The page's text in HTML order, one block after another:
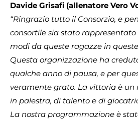
Davide Grisafi (allenatore Vero
“Ringrazio tutto il Consorzio, e
consortile sia stato
modi da queste ragazze in
Questa organizzazione ha
qualche anno di pausa, e per
veramente grato. La vittoria è un
in palestra, di talento e di
La nostra programmazione è